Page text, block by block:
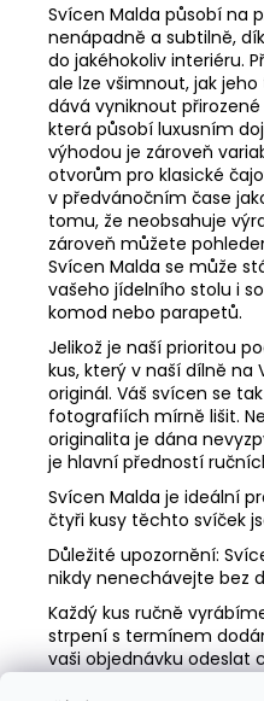
Svícen Malda působí na
nenápadně a subtilně,
do jakéhokoliv interiéru.
ale lze všimnout, jak
dává vyniknout
která působí luxusním
výhodou je zároveň
otvorům pro klasické
v předvánočním čase
tomu, že neobsahuje
zároveň můžete
Svícen Malda se může
vašeho jídelního stolu i
komod nebo parapetů.
Jelikož je naší prioritou
kus, který v naší dílně na
originál. Váš svícen se
fotografiích mírně lišit.
originalita je dána
je hlavní předností
Svícen Malda je ideální
čtyři kusy těchto svíček
Důležité upozornění:
nikdy nenechávejte bez
Každý kus ručně
strpení s termínem
vaši objednávku odeslat